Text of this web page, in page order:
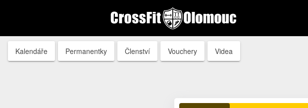
Kalendáře Permanentky Členství Vouchery Videa